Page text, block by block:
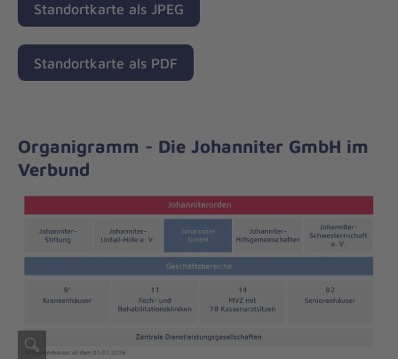
Standortkarte als JPEG
Standortkarte als PDF
Organigramm - Die Johanniter GmbH im
Verbund